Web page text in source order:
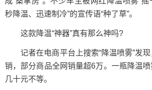
秒降温、迅速制冷”的宣传语“种了草”。
这款降温“神器”真有那么神吗?
记者在电商平台上搜索“降温喷雾”发现
销，部分商品全网销量超6万。一瓶降温喷
几十元不等。